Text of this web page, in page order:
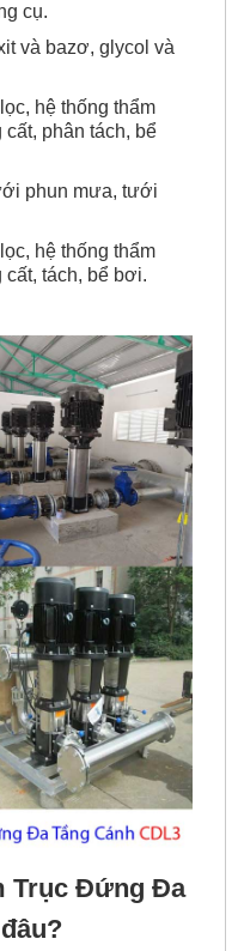
cụ.
và bazơ, glycol và
hệ thống thẩm
phân tách, bể
phun mưa, tưới
hệ thống thẩm
tách, bể bơi.
Trục Đứng Đa